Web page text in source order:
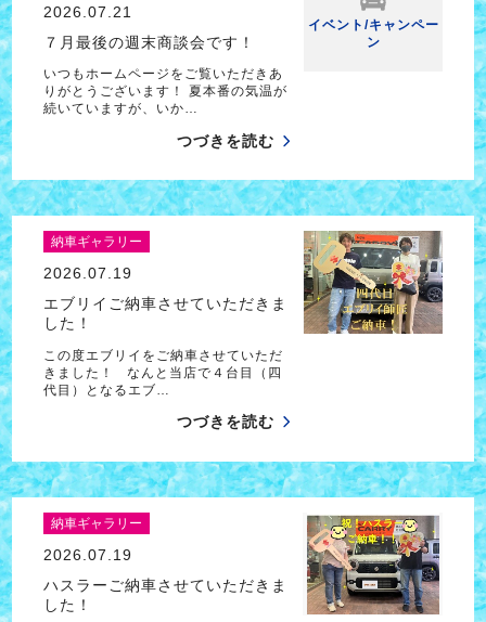
2026.07.21
７月最後の週末商談会です！
いつもホームページをご覧いただきあ
りがとうございます！ 夏本番の気温が
続いていますが、いか…
つづきを読む
イベント/キャンペー
ン
納車ギャラリー
2026.07.19
エブリイご納車させていただきま
した！
この度エブリイをご納車させていただ
きました！ なんと当店で４台目（四
代目）となるエブ…
つづきを読む
納車ギャラリー
2026.07.19
ハスラーご納車させていただきま
した！